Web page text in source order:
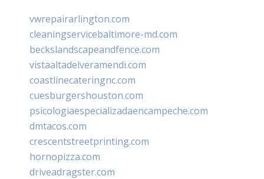
vwrepairarlington.com
cleaningservicebaltimore-md.com
beckslandscapeandfence.com
vistaaltadelveramendi.com
coastlinecateringnc.com
cuesburgershouston.com
psicologiaespecializadaencampeche.com
dmtacos.com
crescentstreetprinting.com
hornopizza.com
driveadragster.com